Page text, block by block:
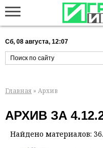
Сб, 08 августа, 12:07
Главная » Архив
АРХИВ ЗА
Найдено материалов: 36.